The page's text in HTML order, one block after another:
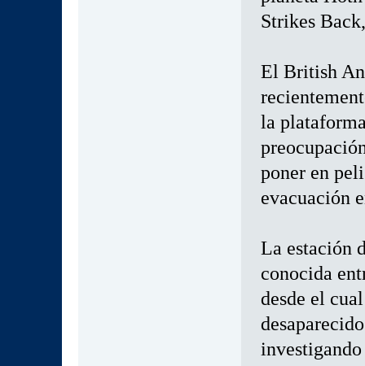
Strikes
El British
la
poner en
evacuación
La estación
conocida
desde el